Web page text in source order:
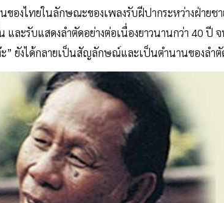
องไทยในลักษณะของเพลงรับฝีปากระหว่างฝ่ายช
และรับแสดงลำตัดอย่างต่อเนื่องยาวนานกว่า 40 ปี
ะ” ยังได้กลายเป็นสัญลักษณ์และเป็นตำนานของลำตั